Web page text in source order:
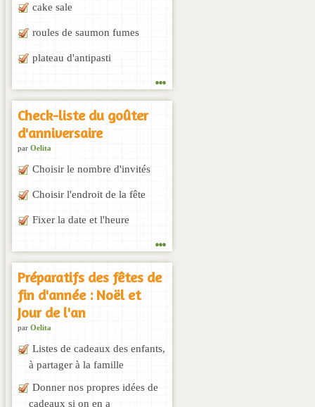
cake sale
roules de saumon fumes
plateau d'antipasti
...
Check-liste du goûter
d'anniversaire
par Oelita
Choisir le nombre d'invités
Choisir l'endroit de la fête
Fixer la date et l'heure
...
Préparatifs des fêtes de
fin d'année : Noël et
Jour de l'an
par Oelita
Listes de cadeaux des enfants,
à partager à la famille
Donner nos propres idées de
cadeaux si on en a